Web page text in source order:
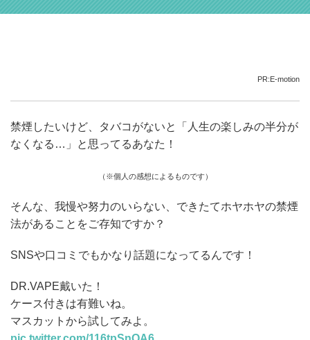
PR:E-motion
禁煙したいけど、タバコがないと「人生の楽しみの半分が
なくなる…」と思ってるあなた！
（※個人の感想によるものです）
そんな、我慢や努力のいらない、できたてホヤホヤの禁煙
法があることをご存知ですか？
SNSや口コミでもかなり話題になってるんです！
DR.VAPE戴いた！
ケース付きは有難いね。
マスカットから試してみよ。